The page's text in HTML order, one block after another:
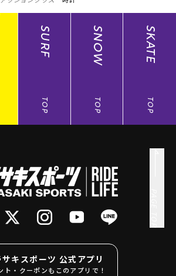
SURF
TOP
SNOW
TOP
SKATE
TOP
サキスポーツ 公式アプリ
ト・クーポンもこのアプリで！